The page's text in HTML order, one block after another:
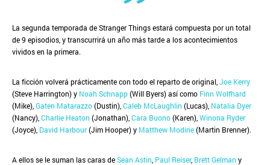
La segunda temporada de Stranger Things estará compuesta por un total
de 9 episodios, y transcurrirá un año más tarde a los acontecimientos
vividos en la primera.
La ficción volverá prácticamente con todo el reparto de original, Joe Kerry
(Steve Harrington) y Noah Schnapp(Will Byers) así como Finn Wolfhard
(Mike), Gaten Matarazzo(Dustin), Caleb McLaughlin (Lucas), Natalia Dyer
(Nancy), Charlie Heaton (Jonathan), Cara Buono(Karen), Winona Ryder
(Joyce), David Harbour(Jim Hooper) y Matthew Modine(Martin Brenner).
A ellos se le suman las caras deSean Astin Paul Reiser, Brett Gelman y